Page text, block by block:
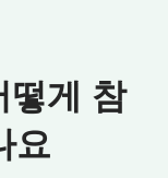
하나님이 오늘
? 과거의 사역
가 이어 갔건만,
떻게 참
요